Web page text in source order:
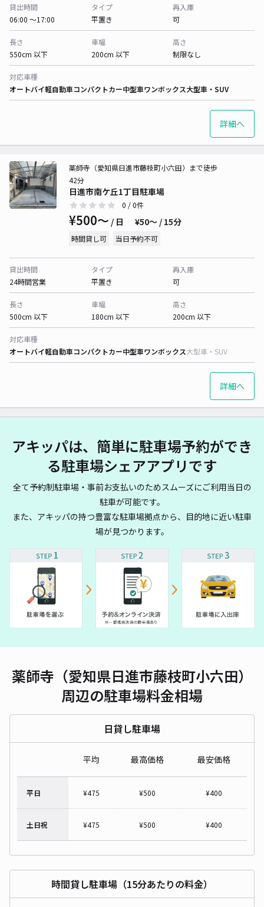
貸出時間
06:00 〜17:00
タイプ
平置き
再入庫
可
長さ
550cm 以下
車幅
200cm 以下
高さ
制限なし
対応車種
オートバイ軽自動車コンパクトカー中型車ワンボックス大型車・SUV
詳細へ
日進市南ケ丘1丁目駐車場
薬師寺（愛知県日進市藤枝町小六田）まで徒歩
42分
0 / 0件
¥500〜 / 日 ¥50〜 / 15分
時間貸し可 当日予約不可
貸出時間
24時間営業
タイプ
平置き
再入庫
可
長さ
500cm 以下
車幅
180cm 以下
高さ
200cm 以下
対応車種
オートバイ軽自動車コンパクトカー中型車ワンボックス大型車・SUV
詳細へ
アキッパは、簡単に駐車場予約ができ
る駐車場シェアアプリです
全て予約制駐車場・事前お支払いのためスムーズにご利用当日の
駐車が可能です。
また、アキッパの持つ豊富な駐車場拠点から、目的地に近い駐車
場が見つかります。
薬師寺（愛知県日進市藤枝町小六田）
周辺の駐車場料金相場
日貸し駐車場
平均 最高価格 最安価格
平日 ¥475 ¥500 ¥400
土日祝 ¥475 ¥500 ¥400
時間貸し駐車場（15分あたりの料金）